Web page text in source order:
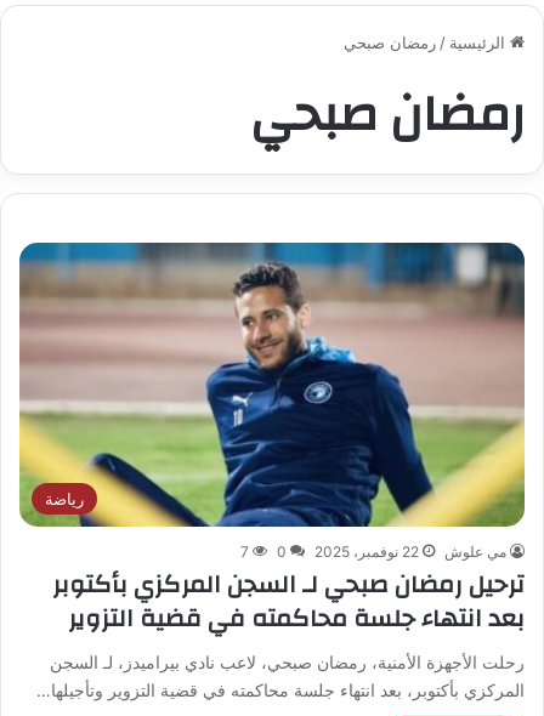
الرئيسية / رمضان صبحي
رمضان صبحي
رياضة
مي علوش 22 نوفمبر، 2025 0
7
ترحيل رمضان صبحي لـ السجن المركزي بأكتوبر
بعد انتهاء جلسة محاكمته في قضية التزوير
رحلت الأجهزة الأمنية، رمضان صبحي، لاعب نادي بيراميدز، لـ السجن
المركزي بأكتوبر، بعد انتهاء جلسة محاكمته في قضية التزوير وتأجيلها…